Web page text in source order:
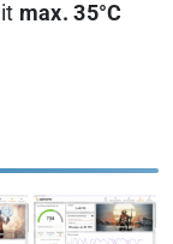
max. 35°C